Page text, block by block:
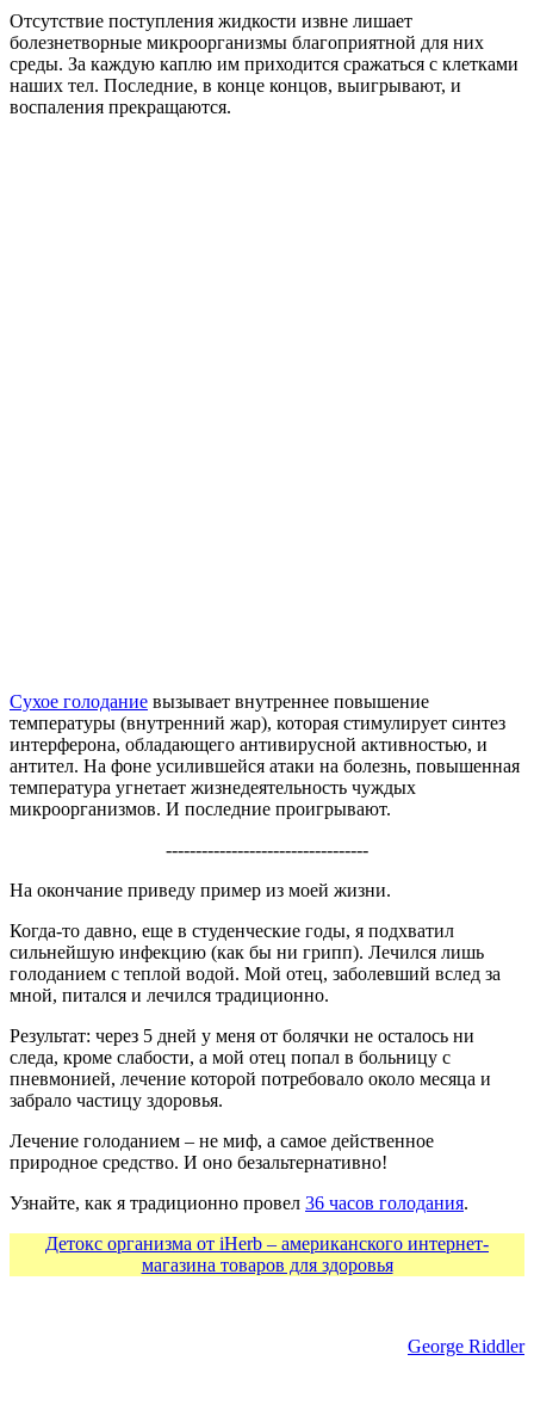
Отсутствие поступления жидкости извне лишает
болезнетворные микроорганизмы благоприятной для них
среды. За каждую каплю им приходится сражаться с клетками
наших тел. Последние, в конце концов, выигрывают, и
воспаления прекращаются.
Сухое голодание вызывает внутреннее повышение
температуры (внутренний жар), которая стимулирует синтез
интерферона, обладающего антивирусной активностью, и
антител. На фоне усилившейся атаки на болезнь, повышенная
температура угнетает жизнедеятельность чуждых
микроорганизмов. И последние проигрывают.
----------------------------------
На окончание приведу пример из моей жизни.
Когда-то давно, еще в студенческие годы, я подхватил
сильнейшую инфекцию (как бы ни грипп). Лечился лишь
голоданием с теплой водой. Мой отец, заболевший вслед за
мной, питался и лечился традиционно.
Результат: через 5 дней у меня от болячки не осталось ни
следа, кроме слабости, а мой отец попал в больницу с
пневмонией, лечение которой потребовало около месяца и
забрало частицу здоровья.
Лечение голоданием – не миф, а самое действенное
природное средство. И оно безальтернативно!
Узнайте, как я традиционно провел 36 часов голодания.
Детокс организма от iHerb – американского интернет-
магазина товаров для здоровья
George Riddler